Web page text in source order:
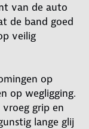
van de auto
de band goed
veilig
op
op wegligging.
grip en
lange glij